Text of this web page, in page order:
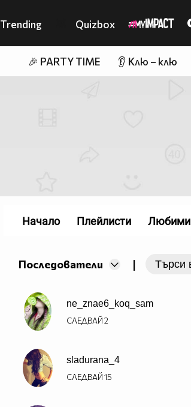
Trending Quizbox
🎉 PARTY TIME 👂 Клю – клю
Последователи |
ne_znae6_koq_sam
СЛЕДВАЙ2
sladurana_4
СЛЕДВАЙ15
Начало Плейлисти Любими